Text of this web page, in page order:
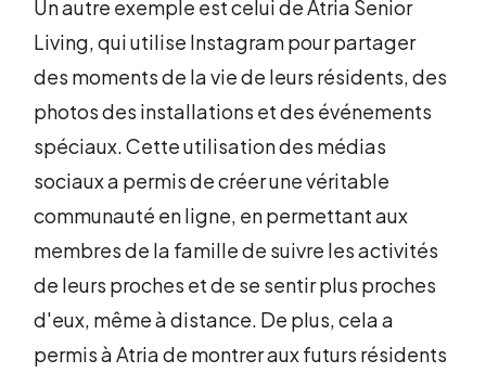
Un autre exemple est celui de Atria Senior
Living, qui utilise Instagram pour partager
des moments de la vie de leurs résidents, des
photos des installations et des événements
spéciaux. Cette utilisation des médias
sociaux a permis de créer une véritable
communauté en ligne, en permettant aux
membres de la famille de suivre les activités
de leurs proches et de se sentir plus proches
d'eux, même à distance. De plus, cela a
permis à Atria de montrer aux futurs résidents